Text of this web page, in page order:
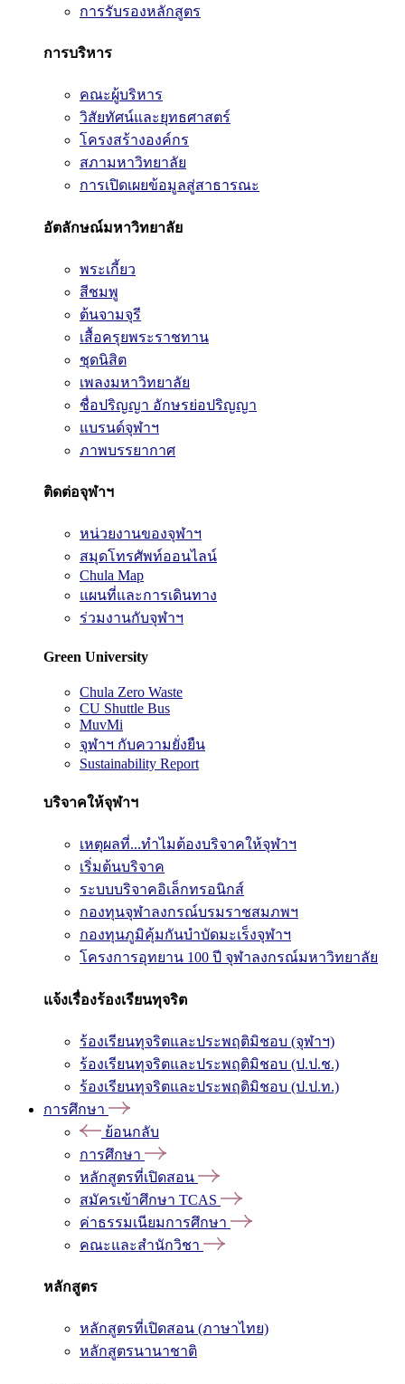
การรับรองหลักสูตร
การบริหาร
คณะผู้บริหาร
วิสัยทัศน์และยุทธศาสตร์
โครงสร้างองค์กร
สภามหาวิทยาลัย
การเปิดเผยข้อมูลสู่สาธารณะ
อัตลักษณ์มหาวิทยาลัย
พระเกี้ยว
สีชมพู
ต้นจามจุรี
เสื้อครุยพระราชทาน
ชุดนิสิต
เพลงมหาวิทยาลัย
ชื่อปริญญา อักษรย่อปริญญา
แบรนด์จุฬาฯ
ภาพบรรยากาศ
ติดต่อจุฬาฯ
หน่วยงานของจุฬาฯ
สมุดโทรศัพท์ออนไลน์
Chula Map
แผนที่และการเดินทาง
ร่วมงานกับจุฬาฯ
Green University
Chula Zero Waste
CU Shuttle Bus
MuvMi
จุฬาฯ กับความยั่งยืน
Sustainability Report
บริจาคให้จุฬาฯ
เหตุผลที่...ทำไมต้องบริจาคให้จุฬาฯ
เริ่มต้นบริจาค
ระบบบริจาคอิเล็กทรอนิกส์
กองทุนจุฬาลงกรณ์บรมราชสมภพฯ
กองทุนภูมิคุ้มกันบำบัดมะเร็งจุฬาฯ
โครงการอุทยาน 100 ปี จุฬาลงกรณ์มหาวิทยาลัย
แจ้งเรื่องร้องเรียนทุจริต
ร้องเรียนทุจริตและประพฤติมิชอบ (จุฬาฯ)
ร้องเรียนทุจริตและประพฤติมิชอบ (ป.ป.ช.)
ร้องเรียนทุจริตและประพฤติมิชอบ (ป.ป.ท.)
การศึกษา
ย้อนกลับ
การศึกษา
หลักสูตรที่เปิดสอน
สมัครเข้าศึกษา TCAS
ค่าธรรมเนียมการศึกษา
คณะและสำนักวิชา
หลักสูตร
หลักสูตรที่เปิดสอน (ภาษาไทย)
หลักสูตรนานาชาติ